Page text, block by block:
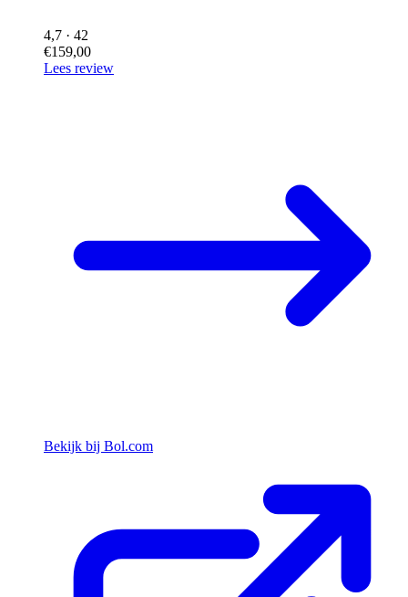
4,7 · 42
€159,00
Lees review
Bekijk bij Bol.com